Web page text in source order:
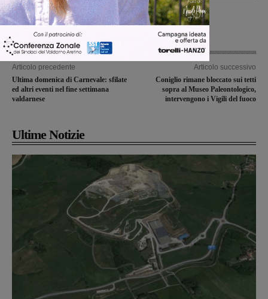
Articolo precedente
Ultima domenica di Carnevale: sfilate
ed altri eventi nel fine settimana
valdarnese
Articolo successivo
Coniglio rimane bloccato sui tetti
sopra al Museo Paleontologico,
intervengono i Vigili del fuoco
Ultime Notizie